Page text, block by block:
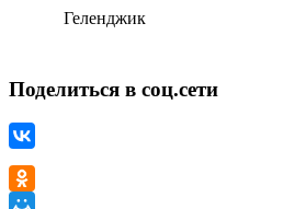
Геленджик
Поделиться в соц.сети